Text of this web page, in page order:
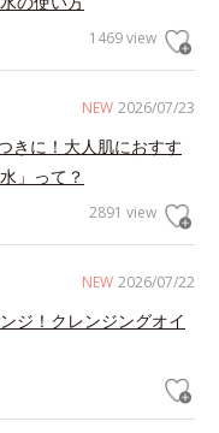
1469 view
NEW 2026/07/23
きに！大人肌におすす
」って？
2891 view
NEW 2026/07/22
ジ！クレンジングオイ